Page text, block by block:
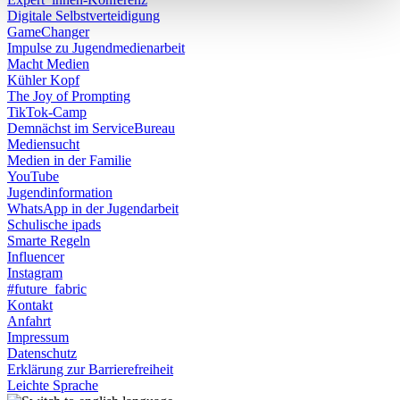
Digitale Selbstverteidigung
GameChanger
Impulse zu Jugendmedienarbeit
Macht Medien
Kühler Kopf
The Joy of Prompting
TikTok-Camp
Demnächst im ServiceBureau
Mediensucht
Medien in der Familie
YouTube
Jugendinformation
WhatsApp in der Jugendarbeit
Schulische ipads
Smarte Regeln
Influencer
Instagram
#future_fabric
Kontakt
Anfahrt
Impressum
Datenschutz
Erklärung zur Barrierefreiheit
Leichte Sprache